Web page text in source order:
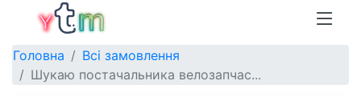
Головна
Всі замовлення
Шукаю постачальника велозапчас...